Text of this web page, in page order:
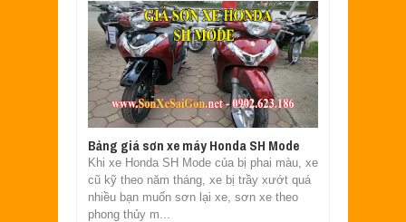
Bảng giá sơn xe máy Honda SH Mode
Khi xe Honda SH Mode của bị phai màu, xe
cũ kỹ theo năm tháng, xe bị trầy xướt quá
nhiều bạn muốn sơn lại xe, sơn xe theo
phong thủy m...